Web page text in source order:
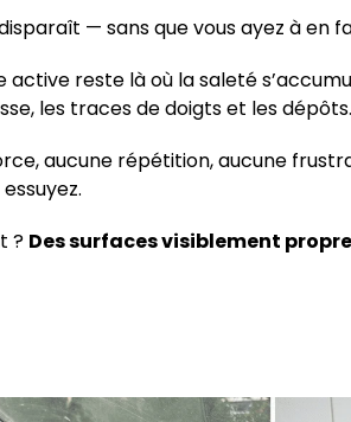
— sans que vous ayez à en
active reste là où la saleté
les traces de doigts et les dépôts.
aucune répétition, aucune
? Des surfaces visiblement